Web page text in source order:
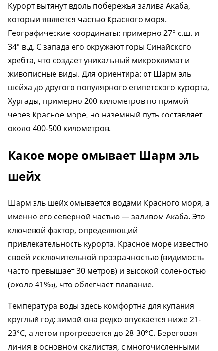
Курорт вытянут вдоль побережья залива Акаба,
который является частью Красного моря.
Географические координаты: примерно 27° с.ш. и
34° в.д. С запада его окружают горы Синайского
хребта, что создает уникальный микроклимат и
живописные виды. Для ориентира: от Шарм эль
шейха до другого популярного египетского курорта,
Хургады, примерно 200 километров по прямой
через Красное море, но наземный путь составляет
около 400-500 километров.
Какое море омывает Шарм эль
шейх
Шарм эль шейх омывается водами Красного моря, а
именно его северной частью — заливом Акаба. Это
ключевой фактор, определяющий
привлекательность курорта. Красное море известно
своей исключительной прозрачностью (видимость
часто превышает 30 метров) и высокой соленостью
(около 41‰), что облегчает плавание.
Температура воды здесь комфортна для купания
круглый год: зимой она редко опускается ниже 21-
23°C, а летом прогревается до 28-30°C. Береговая
линия в основном скалистая, с многочисленными